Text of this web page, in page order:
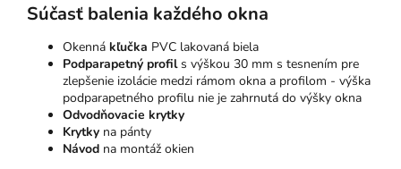
Súčasť balenia každého okna
Okenná kľučka PVC lakovaná biela
Podparapetný profils výškou 30 mm s tesnením pre
zlepšenie izolácie medzi rámom okna a profilom - výška
podparapetného profilu nie je zahrnutá do výšky okna
Odvodňovacie krytky
Krytky na pánty
Návod na montáž okien